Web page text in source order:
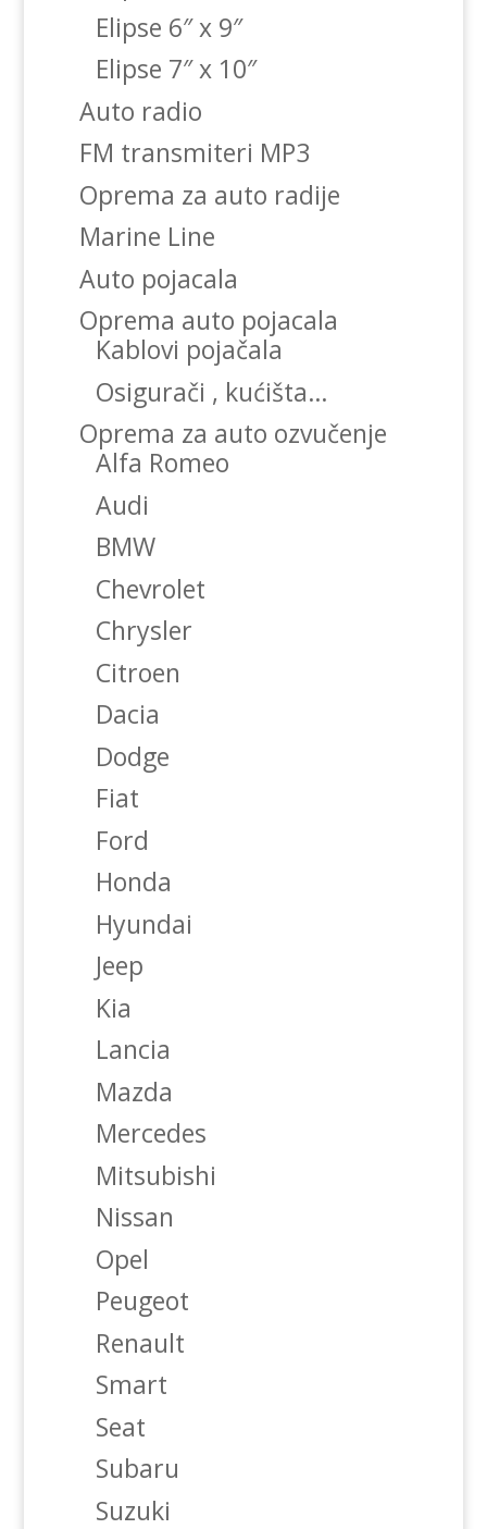
Elipse 6″ x 9″
Elipse 7″ x 10″
Auto radio
FM transmiteri MP3
Oprema za auto radije
Marine Line
Auto pojacala
Oprema auto pojacala
Kablovi pojačala
Osigurači , kućišta…
Oprema za auto ozvučenje
Alfa Romeo
Audi
BMW
Chevrolet
Chrysler
Citroen
Dacia
Dodge
Fiat
Ford
Honda
Hyundai
Jeep
Kia
Lancia
Mazda
Mercedes
Mitsubishi
Nissan
Opel
Peugeot
Renault
Smart
Seat
Subaru
Suzuki